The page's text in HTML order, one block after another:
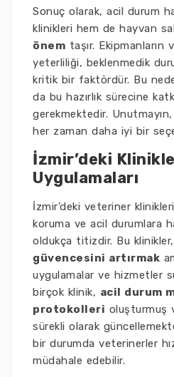
Sonuç olarak, acil durum
klinikleri hem de hayvan
önem taşır. Ekipmanların
yeterliliği, beklenmedik
kritik bir faktördür. Bu
da bu hazırlık sürecine
gerekmektedir. Unutmayın,
her zaman daha iyi bir
İzmir’deki
Uygulamaları
İzmir’deki veteriner
koruma ve acil durumlara
oldukça titizdir. Bu klinikler,
güvencesini artırmak
uygulamalar ve hizmetler
birçok klinik, acil durum
protokolleri oluşturmuş
sürekli olarak
bir durumda veterinerler
müdahale edebilir.